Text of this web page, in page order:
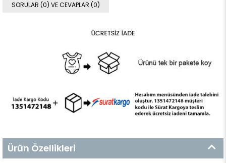
SORULAR (0) VE CEVAPLAR (0)
Ürün Özellikleri